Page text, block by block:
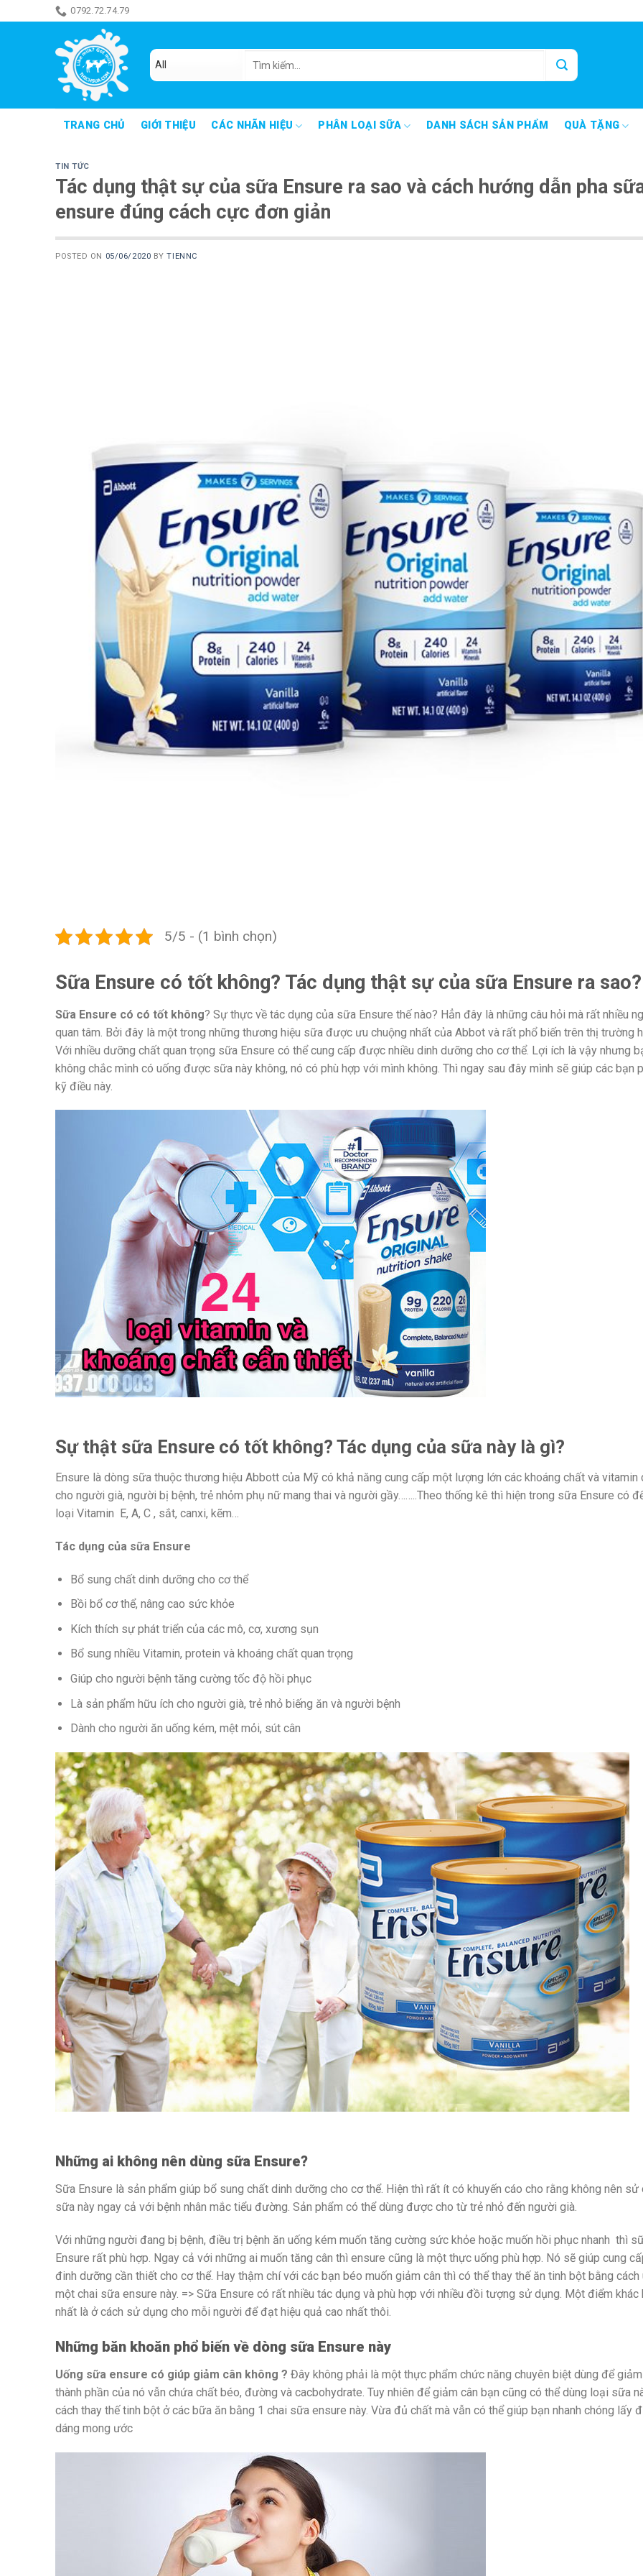
to
0792.72.74.79
kiếm:
TRANG CHỦ GIỚI THIỆU CÁC NHÃN HIỆU PHÂN LOẠI SỮA DANH SÁCH SẢN PHẨM QUÀ TẶNG
TIN TỨC
Tác dụng thật sự của sữa Ensure ra sao và cách hướng dẫn pha
ensure đúng cách cực đơn giản
POSTED ON 05/06/2020 BYTIENNC
5/5 - (1 bình chọn)
Sữa Ensure có tốt không? Tác dụng thật sự của sữa Ensure ra sao?
Sữa Ensure có có tốt không? Sự thực về tác dụng của sữa Ensure thế nào? Hẳn đây là những câu hỏi mà rất nhiều
quan tâm. Bởi đây là một trong những thương hiệu sữa được ưu chuộng nhất của Abbot và rất phổ biến trên thị trường
Với nhiều dưỡng chất quan trọng sữa Ensure có thể cung cấp được nhiều dinh dưỡng cho cơ thể. Lợi ích là vậy nhưng
không chắc mình có uống được sữa này không, nó có phù hợp với mình không. Thì ngay sau đây mình sẽ giúp các bạn
kỹ điều này.
Sự thật sữa Ensure có tốt không? Tác dụng của sữa này là gì?
Ensure là dòng sữa thuộc thương hiệu Abbott của Mỹ có khả năng cung cấp một lượng lớn các khoáng chất và vitamin
cho người già, người bị bệnh, trẻ nhỏm phụ nữ mang thai và người gầy……..Theo thống kê thì hiện trong sữa Ensure có
loại Vitamin E, A, C , sắt, canxi, kẽm…
Tác dụng của sữa Ensure
Bổ sung chất dinh dưỡng cho cơ thể
Bồi bổ cơ thể, nâng cao sức khỏe
Kích thích sự phát triển của các mô, cơ, xương sụn
Bổ sung nhiều Vitamin, protein và khoáng chất quan trọng
Giúp cho người bệnh tăng cường tốc độ hồi phục
Là sản phẩm hữu ích cho người già, trẻ nhỏ biếng ăn và người bệnh
Dành cho người ăn uống kém, mệt mỏi, sút cân
Những ai không nên dùng sữa Ensure?
Sữa Ensure là sản phẩm giúp bổ sung chất dinh dưỡng cho cơ thể. Hiện thì rất ít có khuyến cáo cho rằng không nên sử
sữa này ngay cả với bệnh nhân mắc tiểu đường. Sản phẩm có thể dùng được cho từ trẻ nhỏ đến người già.
Với những người đang bị bệnh, điều trị bệnh ăn uống kém muốn tăng cường sức khỏe hoặc muốn hồi phục nhanh thì
Ensure rất phù hợp. Ngay cả với những ai muốn tăng cân thì ensure cũng là một thực uống phù hợp. Nó sẽ giúp cung
đinh dưỡng cần thiết cho cơ thể. Hay thậm chí với các bạn béo muốn giảm cân thì có thể thay thế ăn tinh bột bằng cách
một chai sữa ensure này. => Sữa Ensure có rất nhiều tác dụng và phù hợp với nhiều đồi tượng sử dụng. Một điểm khác
nhất là ở cách sử dụng cho mỗi người để đạt hiệu quả cao nhất thôi.
Những băn khoăn phổ biến về dòng sữa Ensure này
Uống sữa ensure có giúp giảm cân không ? Đây không phải là một thực phẩm chức năng chuyên biệt dùng để
thành phần của nó vẫn chứa chất béo, đường và cacbohydrate. Tuy nhiên để giảm cân bạn cũng có thể dùng loại sữa
cách thay thế tinh bột ở các bữa ăn bằng 1 chai sữa ensure này. Vừa đủ chất mà vẫn có thể giúp bạn nhanh chóng lấy
dáng mong ước